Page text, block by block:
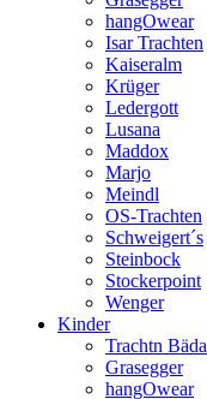
hangOwear
Isar Trachten
Kaiseralm
Krüger
Ledergott
Lusana
Maddox
Marjo
Meindl
OS-Trachten
Schweigert´s
Steinbock
Stockerpoint
Wenger
Kinder
Trachtn Bäda
Grasegger
hangOwear